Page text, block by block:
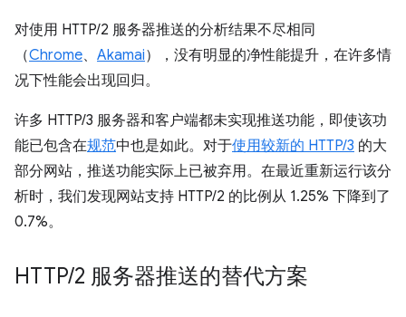
对使用 HTTP/2 服务器推送的分析结果不尽相同
（Chrome、 Akamai），没有明显的净性能提升，在许多情
况下性能会出现回归。
许多 HTTP/3 服务器和客户端都未实现推送功能，即使该功
能已包含在规范中也是如此。对于使用较新的 HTTP/3 的大
部分网站，推送功能实际上已被弃用。在最近重新运行该分
析时，我们发现网站支持 HTTP/2 的比例从 1.25% 下降到了
0.7%。
HTTP/2 服务器推送的替代方案